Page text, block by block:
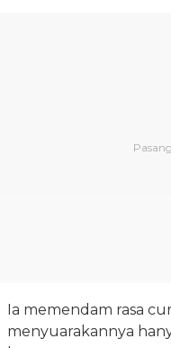
Ia memendam rasa
menyuarakannya